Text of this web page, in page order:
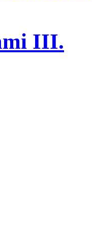
III.